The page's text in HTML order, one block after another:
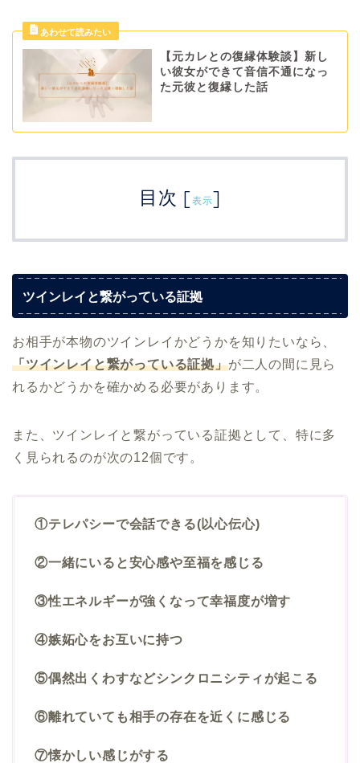
【元カレとの復縁体験談】新し
い彼女ができて音信不通になっ
た元彼と復縁した話
目次 [表示]
ツインレイと繋がっている証拠
お相手が本物のツインレイかどうかを知りたいなら、
「ツインレイと繋がっている証拠」が二人の間に見ら
れるかどうかを確かめる必要があります。
また、ツインレイと繋がっている証拠として、特に多
く見られるのが次の12個です。
①テレパシーで会話できる(以心伝心)
②一緒にいると安心感や至福を感じる
③性エネルギーが強くなって幸福度が増す
④嫉妬心をお互いに持つ
⑤偶然出くわすなどシンクロニシティが起こる
⑥離れていても相手の存在を近くに感じる
⑦懐かしい感じがする